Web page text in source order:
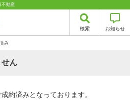
不動産
検索 お知らせ
み
ん
約済みとなっております。